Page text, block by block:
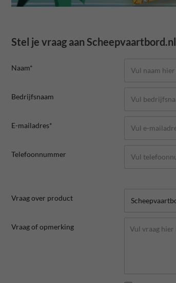
Stel je vraag aan Scheepvaartbord.nl
Naam*
Bedrijfsnaam
E-mailadres*
Telefoonnummer
Vraag over product
Vraag of opmerking